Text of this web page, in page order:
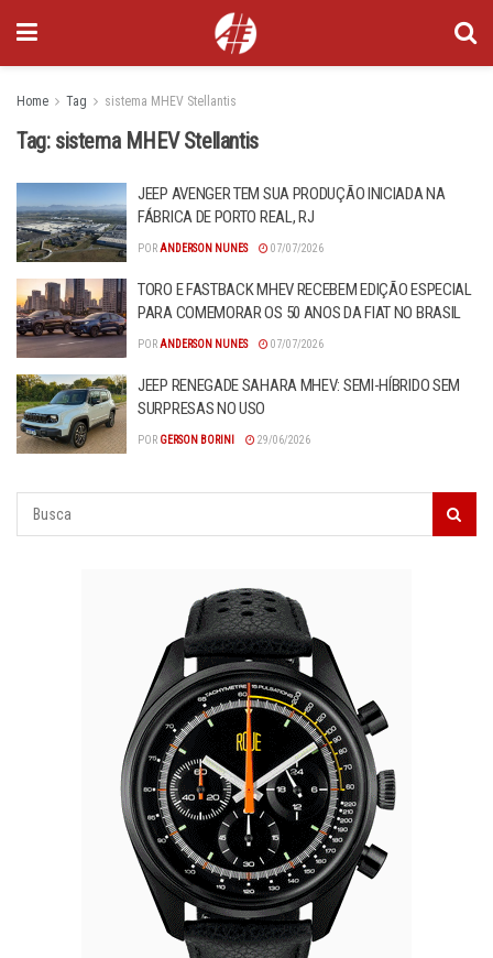
Home Tag sistema MHEV Stellantis
Tag: sistema MHEV Stellantis
JEEP AVENGER TEM SUA PRODUÇÃO INICIADA NA
FÁBRICA DE PORTO REAL, RJ
POR ANDERSON NUNES 07/07/2026
TORO E FASTBACK MHEV RECEBEM EDIÇÃO ESPECIAL
PARA COMEMORAR OS 50 ANOS DA FIAT NO BRASIL
POR ANDERSON NUNES 07/07/2026
JEEP RENEGADE SAHARA MHEV: SEMI-HÍBRIDO SEM
SURPRESAS NO USO
POR GERSON BORINI 29/06/2026